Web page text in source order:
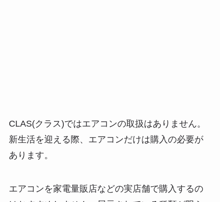
CLAS(クラス)ではエアコンの取扱はありません。
新生活を迎える際、エアコンだけは購入の必要が
あります。
エアコンを家電量販店などの実店舗で購入するの